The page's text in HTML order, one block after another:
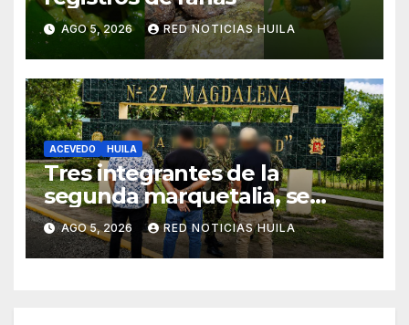
AGO 5, 2026 RED NOTICIAS HUILA
ACEVEDO HUILA
Tres integrantes de la
segunda marquetalia, se
sometieron a la justicia
AGO 5, 2026 RED NOTICIAS HUILA